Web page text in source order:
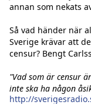
annan som nekats
Så vad händer när
Sverige krävar att
censur? Bengt
"Vad som är censur
inte ska ha någon